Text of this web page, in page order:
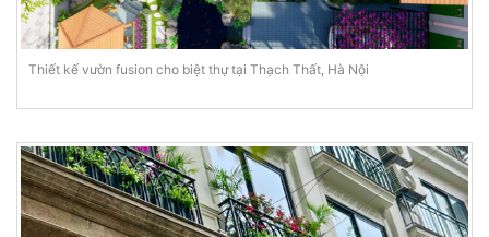
Thiết kế vườn fusion cho biệt thự tại Thạch Thất, Hà Nội